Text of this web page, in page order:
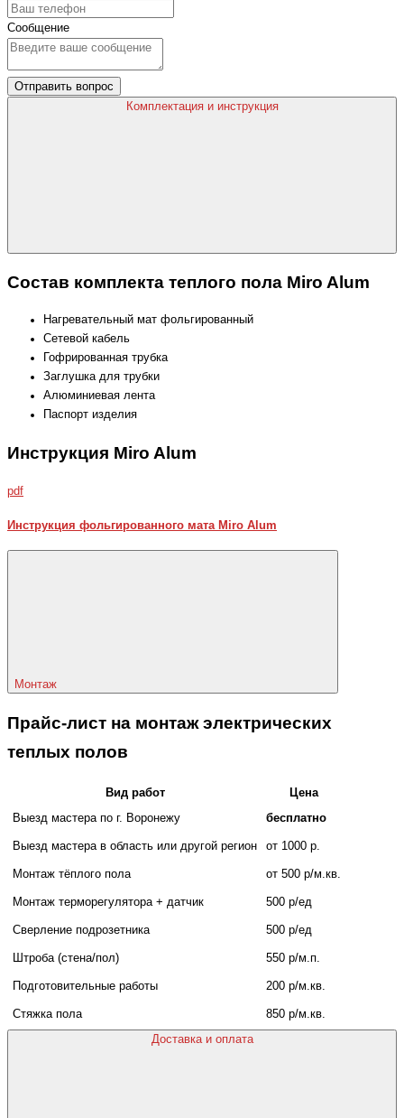
Сообщение
Отправить вопрос
Комплектация и инструкция
Состав комплекта теплого пола Miro Alum
Нагревательный мат фольгированный
Сетевой кабель
Гофрированная трубка
Заглушка для трубки
Алюминиевая лента
Паспорт изделия
Инструкция Miro Alum
pdf
Инструкция фольгированного мата Miro Alum
Монтаж
Прайс-лист на монтаж электрических
теплых полов
Вид работ
Цена
Выезд мастера по г. Воронежу
бесплатно
Выезд мастера в область или другой регион от 1000 р.
Монтаж тёплого пола от 500 р/м.кв.
Монтаж терморегулятора + датчик 500 р/ед
Сверление подрозетника 500 р/ед
Штроба (стена/пол) 550 р/м.п.
Подготовительные работы 200 р/м.кв.
Стяжка пола 850 р/м.кв.
Доставка и оплата